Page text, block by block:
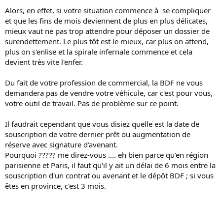
Alors, en effet, si votre situation commence à se compliquer
et que les fins de mois deviennent de plus en plus délicates,
mieux vaut ne pas trop attendre pour déposer un dossier de
surendettement. Le plus tôt est le mieux, car plus on attend,
plus on s'enlise et la spirale infernale commence et cela
devient très vite l'enfer.
Du fait de votre profession de commercial, la BDF ne vous
demandera pas de vendre votre véhicule, car c'est pour vous,
votre outil de travail. Pas de problème sur ce point.
Il faudrait cependant que vous disiez quelle est la date de
souscription de votre dernier prêt ou augmentation de
réserve avec signature d'avenant.
Pourquoi ????? me direz-vous .... eh bien parce qu'en région
parisienne et Paris, il faut qu'il y ait un délai de 6 mois entre la
souscription d'un contrat ou avenant et le dépôt BDF ; si vous
êtes en province, c'est 3 mois.